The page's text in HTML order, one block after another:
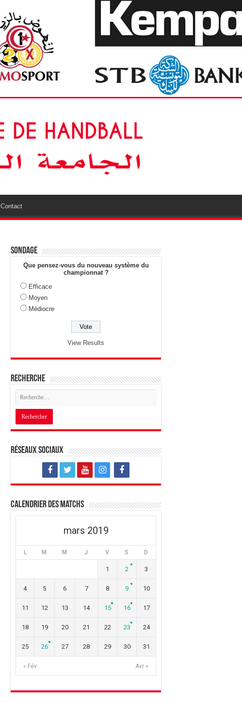
Contact
Sondage
Que pensez-vous du nouveau système du
championnat ?
Efficace
Moyen
Médiocre
View Results
Recherche
Réseaux sociaux
Calendrier des matchs
mars 2019
L M M J V S D
« Fév Avr »
1 2 3
4 5 6 7 8 9 10
11 12 13 14 15 16 17
18 19 20 21 22 23 24
25 26 27 28 29 30 31